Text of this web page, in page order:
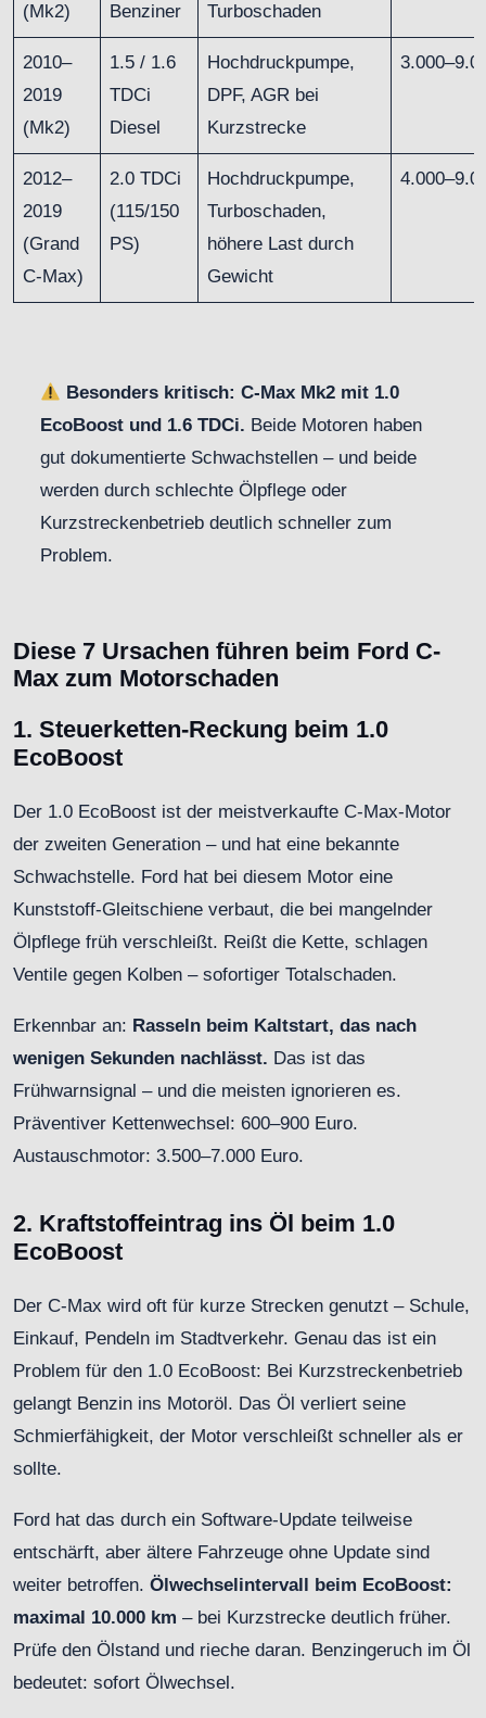
(Mk2)
Benziner
Turboschaden
2010–
2019
(Mk2)
1.5 / 1.6
TDCi
Diesel
Hochdruckpumpe,
DPF, AGR bei
Kurzstrecke
2012–
2019
(Grand
C-Max)
2.0 TDCi
(115/150
PS)
Hochdruckpumpe,
Turboschaden,
höhere Last durch
Gewicht
Besonders kritisch: C-Max Mk2 mit 1.0
EcoBoost und 1.6 TDCi. Beide Motoren haben
gut dokumentierte Schwachstellen – und beide
werden durch schlechte Ölpflege oder
Kurzstreckenbetrieb deutlich schneller zum
Problem.
Diese 7 Ursachen führen beim Ford C-
Max zum Motorschaden
1. Steuerketten-Reckung beim 1.0
EcoBoost
Der 1.0 EcoBoost ist der meistverkaufte C-Max-Motor
der zweiten Generation – und hat eine bekannte
Schwachstelle. Ford hat bei diesem Motor eine
Kunststoff-Gleitschiene verbaut, die bei mangelnder
Ölpflege früh verschleißt. Reißt die Kette, schlagen
Ventile gegen Kolben – sofortiger Totalschaden.
Erkennbar an: Rasseln beim Kaltstart, das nach
wenigen Sekunden nachlässt. Das ist das
Frühwarnsignal – und die meisten ignorieren es.
Präventiver Kettenwechsel: 600–900 Euro.
Austauschmotor: 3.500–7.000 Euro.
2. Kraftstoffeintrag ins Öl beim 1.0
EcoBoost
Der C-Max wird oft für kurze Strecken genutzt – Schule,
Einkauf, Pendeln im Stadtverkehr. Genau das ist ein
Problem für den 1.0 EcoBoost: Bei Kurzstreckenbetrieb
gelangt Benzin ins Motoröl. Das Öl verliert seine
Schmierfähigkeit, der Motor verschleißt schneller als er
sollte.
Ford hat das durch ein Software-Update teilweise
entschärft, aber ältere Fahrzeuge ohne Update sind
weiter betroffen. Ölwechselintervall beim EcoBoost:
maximal 10.000 km – bei Kurzstrecke deutlich früher.
Prüfe den Ölstand und rieche daran. Benzingeruch im Öl
bedeutet: sofort Ölwechsel.